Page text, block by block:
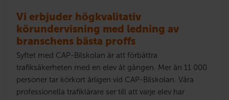
Vi erbjuder högkvalitativ
körundervisning med ledning av
branschens bästa proffs
Syftet med CAP-Bilskolan är att förbättra
trafiksäkerheten med en elev åt gången. Mer än 11 000
personer tar körkort årligen vid CAP-Bilskolan. Våra
professionella trafiklärare ser till att varje elev har